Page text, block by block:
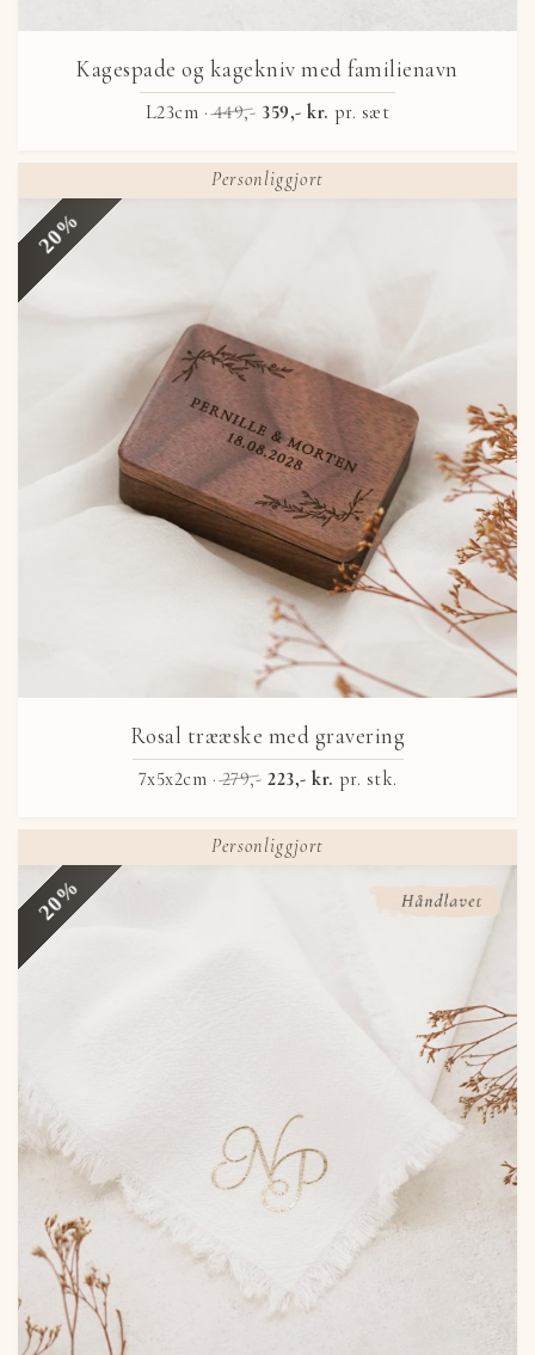
Kagespade og kagekniv med familienavn
L23cm ·449,- 359,- kr. pr. sæt
20%
Personliggjort
Rosal trææske med gravering
7x5x2cm ·279,- 223,- kr. pr. stk.
20%
Personliggjort